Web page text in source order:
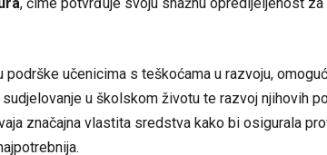
učenicima s teškoćama u razvoju,
u školskom životu te razvoj njihovih
značajna vlastita sredstva kako bi osigurala